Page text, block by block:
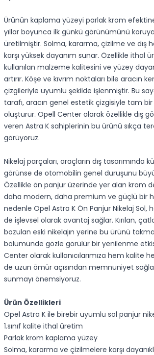
Ürünün kaplama yüzeyi parlak krom
yıllar boyunca ilk günkü görünümünü
üretilmiştir. Solma, kararma, çizilme ve dış
karşı yüksek dayanım sunar. Özellikle ithal
kullanılan malzeme kalitesini ve yüzey
artırır. Köşe ve kıvrım noktaları bile aracın
çizgileriyle uyumlu şekilde işlenmiştir. Bu
tarafı, aracın genel estetik çizgisiyle tam
oluşturur. Opell Center olarak özellikle dış
veren Astra K sahiplerinin bu ürünü sıkça
görüyoruz.
Nikelaj parçaları, araçların dış tasarımında
görünse de otomobilin genel duruşunu
Özellikle ön panjur üzerinde yer alan krom
daha modern, daha premium ve güçlü bir
nedenle Opel Astra K Ön Panjur Nikelaj Sol,
de işlevsel olarak avantaj sağlar. Kırılan,
bozulan eski nikelajın yerine bu ürünü
bölümünde gözle görülür bir yenilenme
Center olarak kullanıcılarımıza hem kalite
de uzun ömür açısından memnuniyet
sunmayı önemsiyoruz.
Ürün Özellikleri
Opel Astra K ile birebir uyumlu sol panjur
1.sınıf kalite ithal üretim
Parlak krom kaplama yüzey
Solma, kararma ve çizilmelere karşı